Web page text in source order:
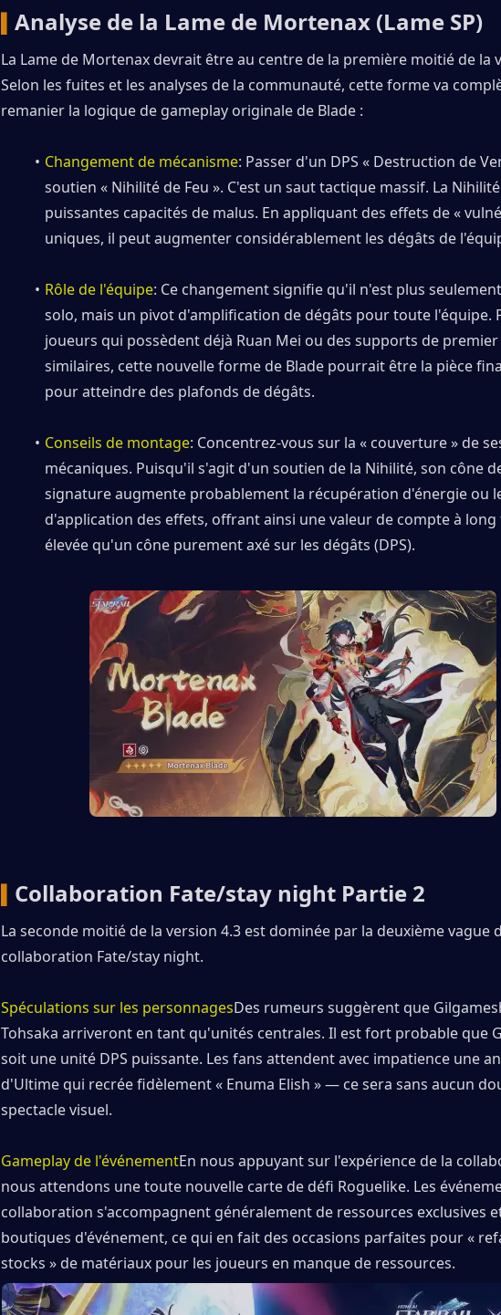
Analyse de la Lame de Mortenax (Lame SP)
La Lame de Mortenax devrait être au centre de la première moitié de la
Selon les fuites et les analyses de la communauté, cette forme va
remanier la logique de gameplay originale de Blade :
Changement de mécanisme: Passer d'un DPS « Destruction de
soutien « Nihilité de Feu ». C'est un saut tactique massif. La
puissantes capacités de malus. En appliquant des effets de «
uniques, il peut augmenter considérablement les dégâts de
Rôle de l'équipe: Ce changement signifie qu'il n'est plus
solo, mais un pivot d'amplification de dégâts pour toute l'équipe.
joueurs qui possèdent déjà Ruan Mei ou des supports de
similaires, cette nouvelle forme de Blade pourrait être la pièce
pour atteindre des plafonds de dégâts.
Conseils de montage: Concentrez-vous sur la « couverture » de
mécaniques. Puisqu'il s'agit d'un soutien de la Nihilité, son cône
signature augmente probablement la récupération d'énergie ou
d'application des effets, offrant ainsi une valeur de compte à
élevée qu'un cône purement axé sur les dégâts (DPS).
Collaboration Fate/stay night Partie 2
La seconde moitié de la version 4.3 est dominée par la deuxième vague
collaboration Fate/stay night.
Spéculations sur les personnagesDes rumeurs suggèrent que
Tohsaka arriveront en tant qu'unités centrales. Il est fort probable que
soit une unité DPS puissante. Les fans attendent avec impatience une
d'Ultime qui recrée fidèlement « Enuma Elish » — ce sera sans aucun
spectacle visuel.
Gameplay de l'événementEn nous appuyant sur l'expérience de la
nous attendons une toute nouvelle carte de défi Roguelike. Les
collaboration s'accompagnent généralement de ressources exclusives
boutiques d'événement, ce qui en fait des occasions parfaites pour «
stocks » de matériaux pour les joueurs en manque de ressources.